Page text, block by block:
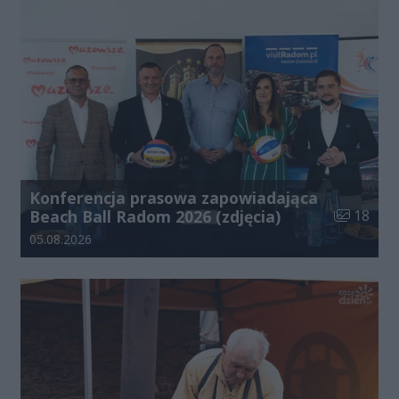
Konferencja prasowa zapowiadająca
Beach Ball Radom 2026 (zdjęcia)
Liczba
18
Data dodania galerii:
05.08.2026